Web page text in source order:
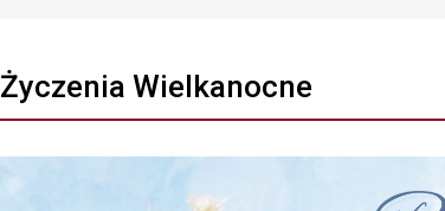
Życzenia Wielkanocne